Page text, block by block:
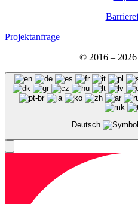
Projektanfrage
© 2016 – 2026
Deutsch